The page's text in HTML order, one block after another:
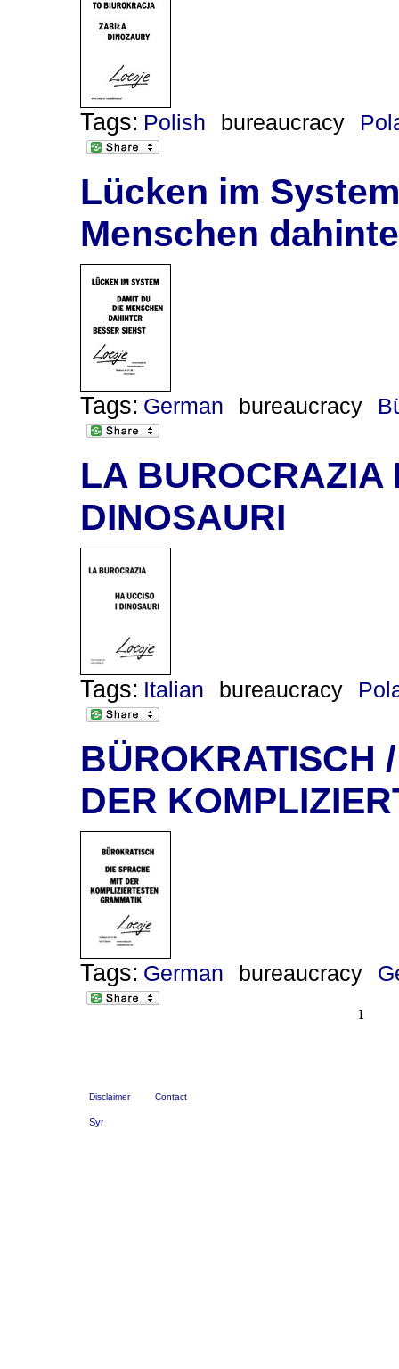
Tags: Polish bureaucracy
Lücken im
Menschen
Tags: German bureaucracy
LA BUROCRAZIA
DINOSAURI
Tags: Italian bureaucracy
BÜROKRATISCH
DER
Tags: German bureaucracy
1
Disclaimer Contact